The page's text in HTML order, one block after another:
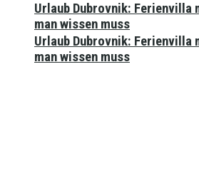
Urlaub Dubrovnik:
man wissen muss
Urlaub Dubrovnik:
man wissen muss